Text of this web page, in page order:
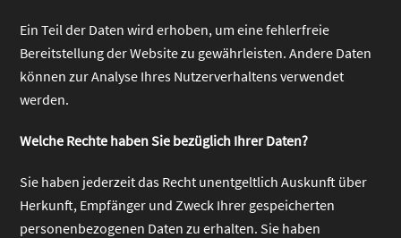
Ein Teil der Daten wird erhoben, um eine fehlerfreie
Bereitstellung der Website zu gewährleisten. Andere Daten
können zur Analyse Ihres Nutzerverhaltens verwendet
werden.
Welche Rechte haben Sie bezüglich Ihrer Daten?
Sie haben jederzeit das Recht unentgeltlich Auskunft über
Herkunft, Empfänger und Zweck Ihrer gespeicherten
personenbezogenen Daten zu erhalten. Sie haben